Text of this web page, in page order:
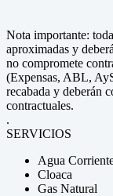
Nota importante:
aproximadas y
no compromete
(Expensas, ABL,
recabada y deberán
contractuales.
.
SERVICIOS
Agua
Cloaca
Gas Natural